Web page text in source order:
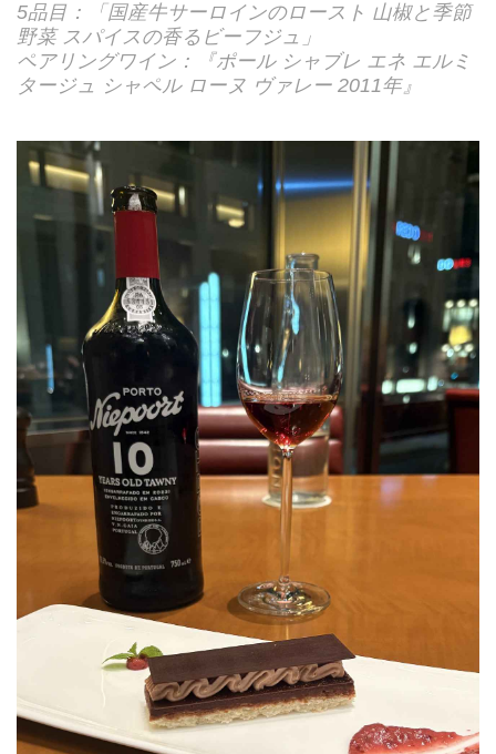
5品目：「国産牛サーロインのロースト 山椒と季節
野菜 スパイスの香るビーフジュ」
ペアリングワイン：『ポール シャブレ エネ エルミ
タージュ シャペル ローヌ ヴァレー 2011年』